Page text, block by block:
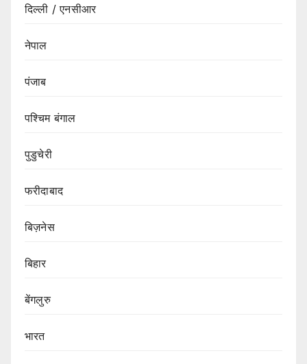
दिल्ली / एनसीआर
नेपाल
पंजाब
पश्चिम बंगाल
पुडुचेरी
फरीदाबाद
बिज़नेस
बिहार
बेंगलुरु
भारत